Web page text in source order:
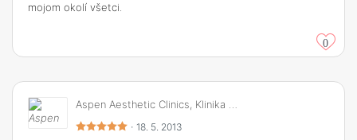
mojom okolí všetci.
0
· 18. 5. 2013